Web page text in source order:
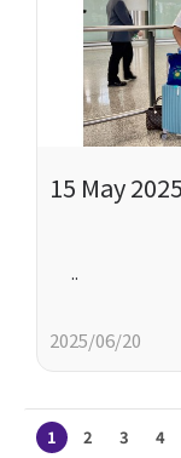
15 May
..
2025/06/20
1 2 3 4